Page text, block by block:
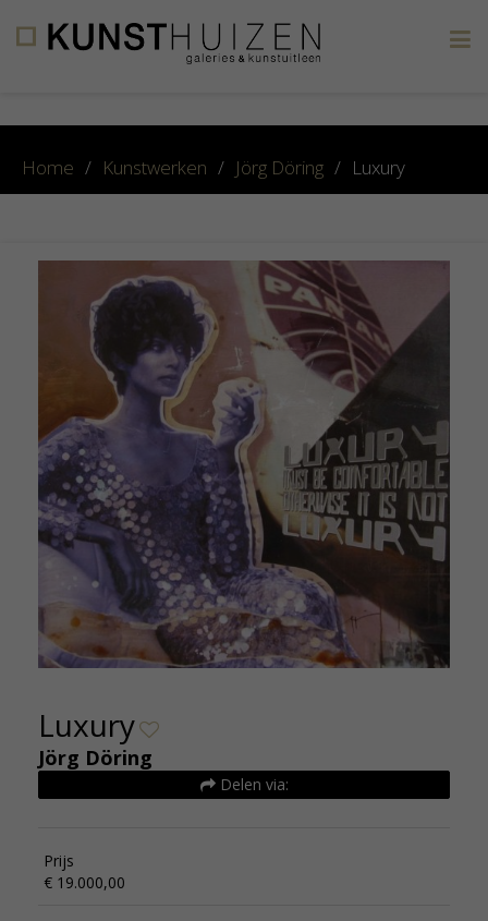
Home / Kunstwerken / Jörg Döring / Luxury
Luxury
Jörg Döring
Delen via:
Prijs
€ 19.000,00